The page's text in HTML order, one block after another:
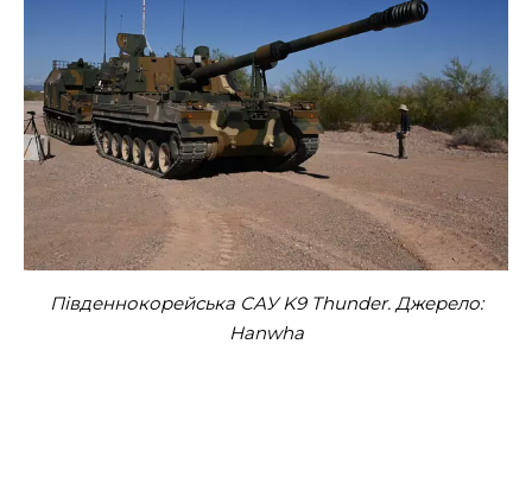
Південнокорейська САУ K9 Thunder. Джерело:
Hanwha